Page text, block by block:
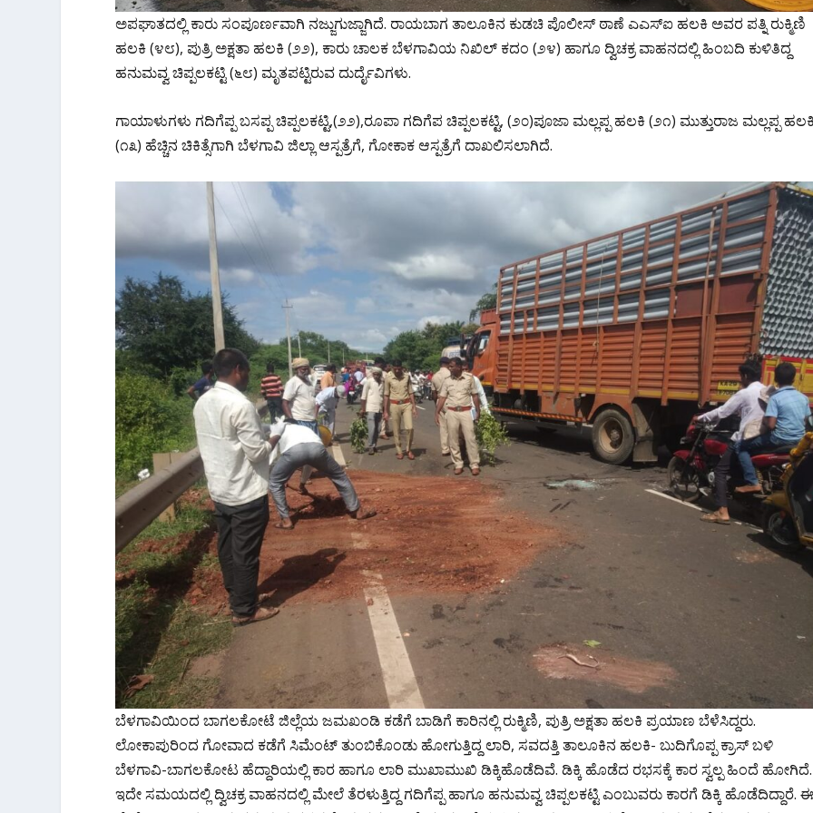
ಅಪಘಾತದಲ್ಲಿ ಕಾರು ಸಂಪೂರ್ಣವಾಗಿ ನಜ್ಜುಗುಜ್ಜಾಗಿದೆ.‌ ರಾಯಬಾಗ ತಾಲೂಕಿನ ಕುಡಚಿ ಪೊಲೀಸ್ ಠಾಣೆ ಎಎಸ್‌ಐ ಹಲಕಿ ಅವರ ಪತ್ನಿ ರುಕ್ಮಿಣಿ
ಹಲಕಿ (೪೮), ಪುತ್ರಿ ಅಕ್ಷತಾ ಹಲಕಿ (೨೨), ಕಾರು ಚಾಲಕ ಬೆಳಗಾವಿಯ ನಿಖಿಲ್ ಕದಂ (೨೪) ಹಾಗೂ ದ್ವಿಚಕ್ರ ವಾಹನದಲ್ಲಿ ಹಿಂಬದಿ ಕುಳಿತಿದ್ದ
ಹನುಮವ್ವ ಚಿಪ್ಪಲಕಟ್ಟಿ (೬೮) ಮೃತಪಟ್ಟಿರುವ ದುರ್ದೈವಿಗಳು.
ಗಾಯಾಳುಗಳು ಗದಿಗೆಪ್ಪ ಬಸಪ್ಪ ಚಿಪ್ಪಲಕಟ್ಟಿ,(೨೨),ರೂಪಾ ಗದಿಗೆಪ ಚಿಪ್ಪಲಕಟ್ಟಿ, (೨೦)ಪೂಜಾ ಮಲ್ಲಪ್ಪ ಹಲಕಿ (೨೧) ಮುತ್ತುರಾಜ ಮಲ್ಲಪ್ಪ
(೧೩) ಹೆಚ್ಚಿನ ಚಿಕಿತ್ಸೆಗಾಗಿ ಬೆಳಗಾವಿ ಜಿಲ್ಲಾ ಆಸ್ಪತ್ರೆಗೆ, ಗೋಕಾಕ ಆಸ್ಪತ್ರೆಗೆ ದಾಖಲಿಸಲಾಗಿದೆ.
ಬೆಳಗಾವಿಯಿಂದ ಬಾಗಲಕೋಟೆ ಜಿಲ್ಲೆಯ ಜಮಖಂಡಿ ಕಡೆಗೆ ಬಾಡಿಗೆ ಕಾರಿನಲ್ಲಿ ರುಕ್ಮಿಣಿ, ಪುತ್ರಿ ಅಕ್ಷತಾ ಹಲಕಿ ಪ್ರಯಾಣ ಬೆಳೆಸಿದ್ದರು.
ಲೋಕಾಪುರಿಂದ ಗೋವಾದ ಕಡೆಗೆ ಸಿಮೆಂಟ್ ತುಂಬಿಕೊಂಡು ಹೋಗುತ್ತಿದ್ದ ಲಾರಿ, ಸವದತ್ತಿ ತಾಲೂಕಿನ ಹಲಕಿ- ಬುದಿಗೊಪ್ಪ ಕ್ರಾಸ್ ಬಳಿ
ಬೆಳಗಾವಿ-ಬಾಗಲಕೋಟ ಹೆದ್ದಾರಿಯಲ್ಲಿ ಕಾರ ಹಾಗೂ ಲಾರಿ ಮುಖಾಮುಖಿ ಡಿಕ್ಕಿಹೊಡೆದಿವೆ. ಡಿಕ್ಕಿ ಹೊಡೆದ ರಭಸಕ್ಕೆ ಕಾರ ಸ್ವಲ್ಪ ಹಿಂದೆ ಹೋಗಿದೆ.
ಇದೇ ಸಮಯದಲ್ಲಿ ದ್ವಿಚಕ್ರ ವಾಹನದಲ್ಲಿ ಮೇಲೆ ತೆರಳುತ್ತಿದ್ದ ಗದಿಗೆಪ್ಪ ಹಾಗೂ ಹನುಮವ್ವ ಚಿಪ್ಪಲಕಟ್ಟಿ ಎಂಬುವರು ಕಾರಗೆ ಡಿಕ್ಕಿ ಹೊಡೆದಿದ್ದಾರೆ.